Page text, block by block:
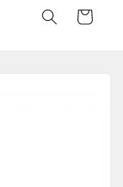
Warenkorb